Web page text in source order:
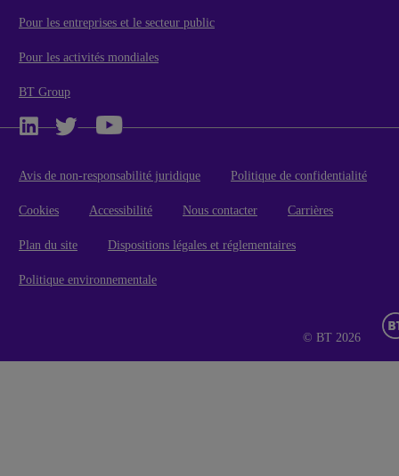
Pour les entreprises et le secteur public
Pour les activités mondiales
BT Group
Avis de non-responsabilité juridique Politique de confidentialité
Cookies Accessibilité Nous contacter Carrières
Plan du site Dispositions légales et réglementaires
Politique environnementale
© BT 2026